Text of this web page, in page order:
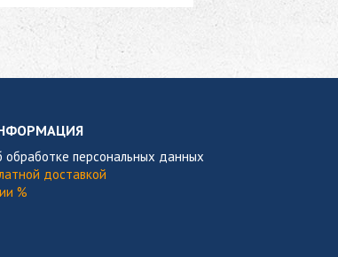
обработке персональных данных
доставкой
%